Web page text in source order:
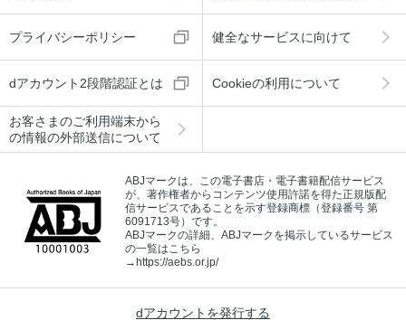
プライバシーポリシー 健全なサービスに向けて
dアカウント2段階認証とは Cookieの利用について
お客さまのご利用端末から
の情報の外部送信について
ABJマークは、この電子書店・電子書籍配信サービス
が、著作権者からコンテンツ使用許諾を得た正規版配
信サービスであることを示す登録商標（登録番号 第
6091713号）です。
ABJマークの詳細、ABJマークを掲示しているサービス
の一覧はこちら
→https://aebs.or.jp/
dアカウントを発行する